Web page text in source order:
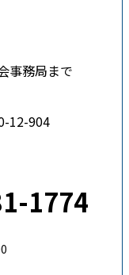
事務局まで
12-904
1774